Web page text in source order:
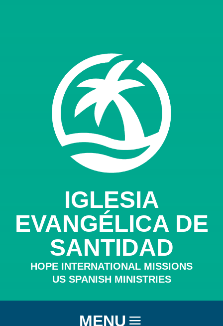
IGLESIA
EVANGÉLICA DE
SANTIDAD
HOPE INTERNATIONAL MISSIONS
US SPANISH MINISTRIES